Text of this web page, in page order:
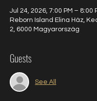
Jul 24, 2026, 7:00 PM – 8:00
Reborn Island Elina Ház,
2, 6000 Magyarország
Guests
See All